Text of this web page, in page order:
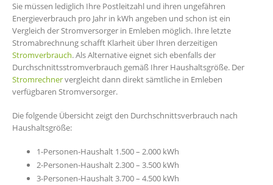
Sie müssen lediglich Ihre Postleitzahl und ihren ungefähren
Energieverbrauch pro Jahr in kWh angeben und schon ist ein
Vergleich der Stromversorger in Emleben möglich. Ihre letzte
Stromabrechnung schafft Klarheit über Ihren derzeitigen
Stromverbrauch. Als Alternative eignet sich ebenfalls der
Durchschnittsstromverbrauch gemäß Ihrer Haushaltsgröße. Der
Stromrechnervergleicht dann direkt sämtliche in Emleben
verfügbaren Stromversorger.
Die folgende Übersicht zeigt den Durchschnittsverbrauch nach
Haushaltsgröße:
1-Personen-Haushalt 1.500 – 2.000 kWh
2-Personen-Haushalt 2.300 – 3.500 kWh
3-Personen-Haushalt 3.700 – 4.500 kWh